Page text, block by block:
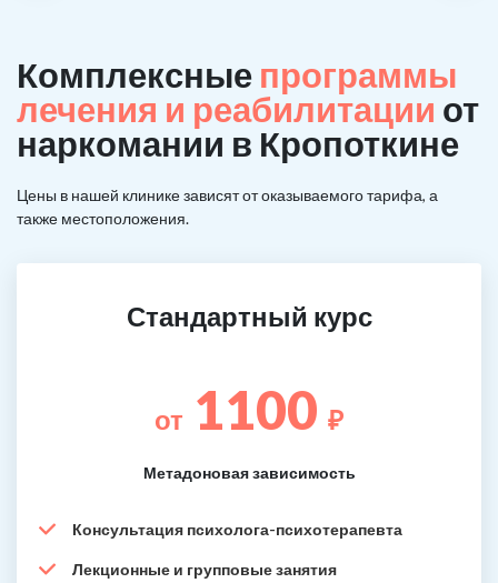
Комплексные программы
лечения и реабилитации от
наркомании в Кропоткине
Цены в нашей клинике зависят от оказываемого тарифа, а
также местоположения.
Стандартный курс
от 1100 ₽
Метадоновая зависимость
Консультация психолога-психотерапевта
Лекционные и групповые занятия